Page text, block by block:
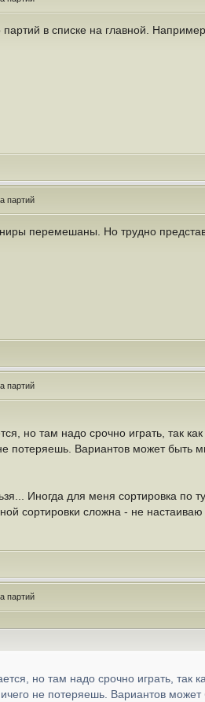
партий в списке на главной.
партий
перемешаны. Но трудно
партий
но там надо срочно играть, так
потеряешь. Вариантов может быть
Иногда для меня сортировка по
сортировки сложна - не настаиваю
партий
но там надо срочно играть,
не потеряешь. Вариантов